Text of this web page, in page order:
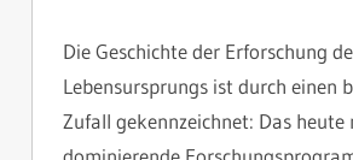
Die Geschichte der Erforschung
Lebensursprungs ist durch einen
Zufall gekennzeichnet: Das heute